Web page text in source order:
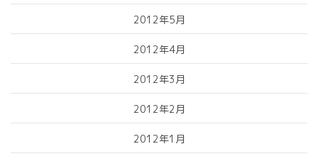
2012年5月
2012年4月
2012年3月
2012年2月
2012年1月